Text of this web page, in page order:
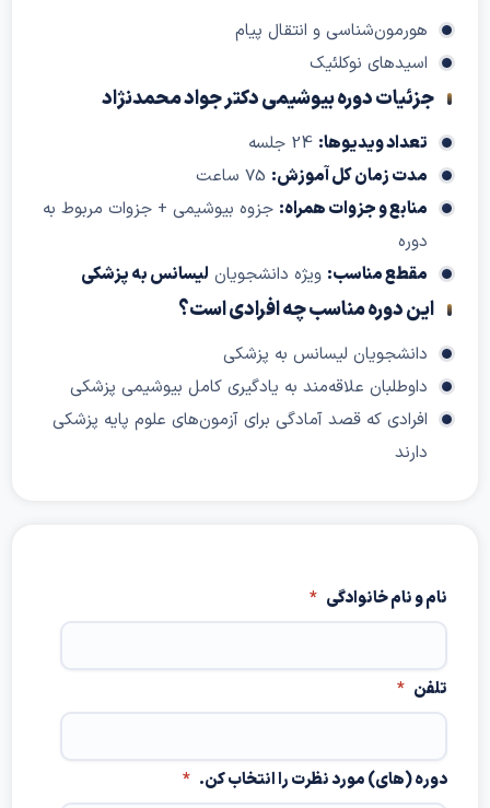
هورمون‌شناسی و انتقال پیام
اسیدهای نوکلئیک
جزئیات دوره بیوشیمی دکتر جواد محمدنژاد
تعداد ویدیوها:24 جلسه
مدت زمان کل آموزش:75 ساعت
منابع و جزوات همراه:جزوه بیوشیمی + جزوات مربوط به
مقطع مناسب:ویژه دانشجویانلیسانس به پزشکی
این دوره مناسب چه افرادی است؟
دانشجویان لیسانس به پزشکی
داوطلبان علاقه‌مند به یادگیری کامل بیوشیمی پزشکی
افرادی که قصد آمادگی برای آزمون‌های علوم پایه پزشکی
دارند
نام و نام خانوادگی *
تلفن *
دوره (های) مورد نظرت را انتخاب کن. *